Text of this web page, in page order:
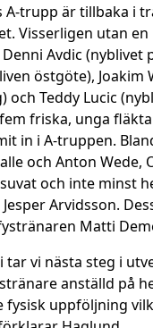
A-trupp är tillbaka i
Visserligen utan
Avdic (nyblivet
östgöte), Joakim
och Teddy Lucic
friska, unga
in i A-truppen.
och Anton Wede,
och inte minst
Arvidsson.
Matti
tar vi nästa steg i
anställd på
fysisk uppföljning